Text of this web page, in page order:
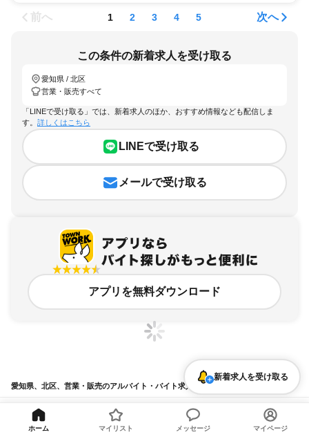
前へ 1 2 3 4 5 次へ
この条件の新着求人を受け取る
愛知県 / 北区
営業・販売すべて
「LINEで受け取る」では、新着求人のほか、おすすめ情報なども配信しま
す。 詳しくはこちら
LINEで受け取る
メールで受け取る
アプリを無料ダウンロード
愛知県、北区、営業・販売のアルバイト・バイト求人情報
求人の詳細を表示
条件を追加・変更して検索
新着求人を受け取る
ホーム マイリスト メッセージ マイページ